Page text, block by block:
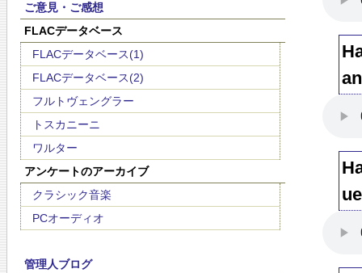
ご意見・ご感想
FLACデータベース
FLACデータベース(1)
FLACデータベース(2)
フルトヴェングラー
トスカニーニ
ワルター
アンケートのアーカイブ
クラシック音楽
PCオーディオ
管理人ブログ